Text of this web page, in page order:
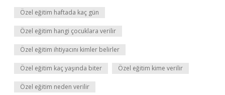
Özel eğitim haftada kaç gün
Özel eğitim hangi çocuklara verilir
Özel eğitim ihtiyacını kimler belirler
Özel eğitim kaç yaşında biter Özel eğitim kime verilir
Özel eğitim neden verilir